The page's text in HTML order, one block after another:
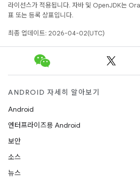
라이선스가 적용됩니다. 자바 및 OpenJDK는
표 또는 등록 상표입니다.
최종 업데이트: 2026-04-02(UTC)
ANDROID 자세히 알아보기
Android
엔터프라이즈용 Android
보안
소스
뉴스